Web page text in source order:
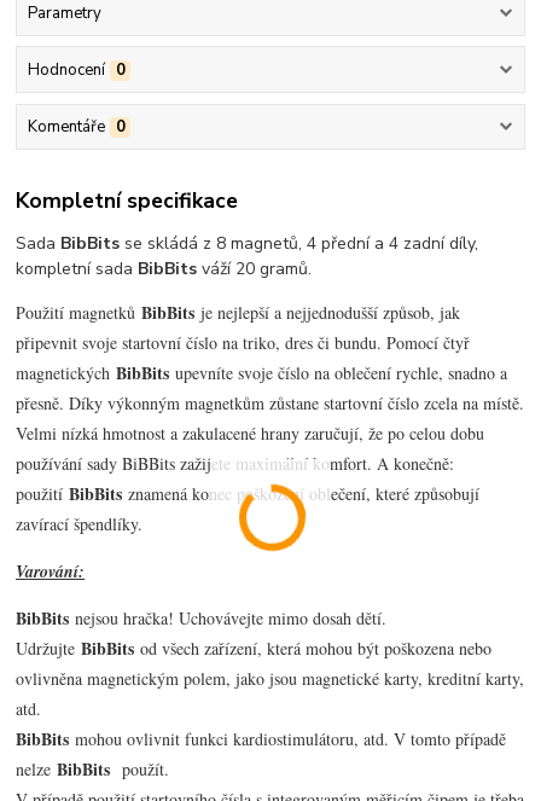
Parametry
Hodnocení 0
Komentáře 0
Kompletní specifikace
Sada BibBits se skládá z 8 magnetů, 4 přední a 4 zadní díly,
kompletní sada BibBits váží 20 gramů.
Použití magnetků BibBits je nejlepší a nejjednodušší způsob, jak
připevnit svoje startovní číslo na triko, dres či bundu. Pomocí čtyř
magnetických BibBits upevníte svoje číslo na oblečení rychle, snadno a
přesně. Díky výkonným magnetkům zůstane startovní číslo zcela na místě.
Velmi nízká hmotnost a zakulacené hrany zaručují, že po celou dobu
používání sady BiBBits zažijete maximální komfort. A konečně:
použití BibBits znamená konec poškození oblečení, které způsobují
zavírací špendlíky.
Varování:
BibBits nejsou hračka! Uchovávejte mimo dosah dětí.
Udržujte BibBits od všech zařízení, která mohou být poškozena nebo
ovlivněna magnetickým polem, jako jsou magnetické karty, kreditní karty,
atd.
BibBits mohou ovlivnit funkci kardiostimulátoru, atd. V tomto případě
nelze BibBits použít.